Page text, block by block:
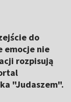
do
emocje nie
rozpisują
"Judaszem".